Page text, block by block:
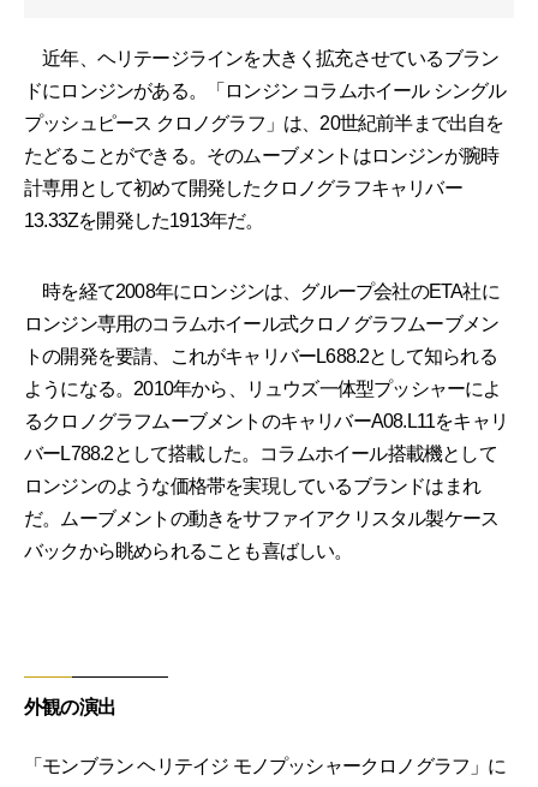
近年、ヘリテージラインを大きく拡充させているブラン
ドにロンジンがある。「ロンジン コラムホイール シングル
プッシュピース クロノグラフ」は、20世紀前半まで出自を
たどることができる。そのムーブメントはロンジンが腕時
計専用として初めて開発したクロノグラフキャリバー
13.33Zを開発した1913年だ。
時を経て2008年にロンジンは、グループ会社のETA社に
ロンジン専用のコラムホイール式クロノグラフムーブメン
トの開発を要請、これがキャリバーL688.2として知られる
ようになる。2010年から、リュウズ一体型プッシャーによ
るクロノグラフムーブメントのキャリバーA08.L11をキャリ
バーL788.2として搭載した。コラムホイール搭載機として
ロンジンのような価格帯を実現しているブランドはまれ
だ。ムーブメントの動きをサファイアクリスタル製ケース
バックから眺められることも喜ばしい。
外観の演出
「モンブラン ヘリテイジ モノプッシャークロノグラフ」に